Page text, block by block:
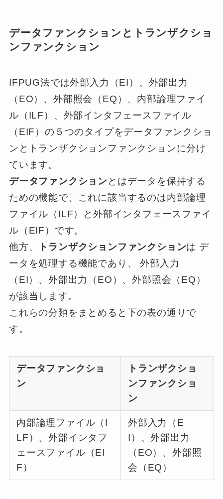
データファンクションとトランザクショ
ンファンクション
IFPUG法では外部入力（EI）、外部出力
（EO）、外部照会（EQ）、内部論理ファイ
ル（ILF）、外部インタフェースファイル
（EIF）の５つのタイプをデータファンクショ
ンとトランザクションファンクションに分け
ています。
データファンクション とはデータを保持する
ための機能で、これに該当するのは内部論理
ファイル（ILF）と外部インタフェースファイ
ル（EIF）です。
他方、
トランザクションファンクションは デ
ータを処理する機能であり、 外部入力
（EI）、外部出力（EO）、外部照会（EQ）
が該当します。
これらの分類をまとめると下の表の通りで
す。
データファンクショ
ン
トランザクショ
ンファンクショ
ン
内部論理ファイル（I
LF）、外部インタフ
ェースファイル（EI
F）
外部入力（E
I）、外部出力
（EO）、外部照
会（EQ）